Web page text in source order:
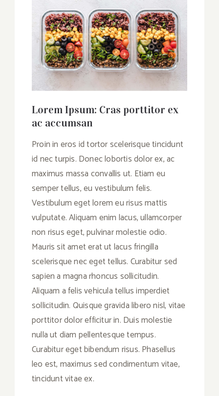
Lorem Ipsum: Cras porttitor ex
ac accumsan
Proin in eros id tortor scelerisque tincidunt
id nec turpis. Donec lobortis dolor ex, ac
maximus massa convallis ut. Etiam eu
semper tellus, eu vestibulum felis.
Vestibulum eget lorem eu risus mattis
vulputate. Aliquam enim lacus, ullamcorper
non risus eget, pulvinar molestie odio.
Mauris sit amet erat ut lacus fringilla
scelerisque nec eget tellus. Curabitur sed
sapien a magna rhoncus sollicitudin.
Aliquam a felis vehicula tellus imperdiet
sollicitudin. Quisque gravida libero nisl, vitae
porttitor dolor efficitur in. Duis molestie
nulla ut diam pellentesque tempus.
Curabitur eget bibendum risus. Phasellus
leo est, maximus sed condimentum vitae,
tincidunt vitae ex.